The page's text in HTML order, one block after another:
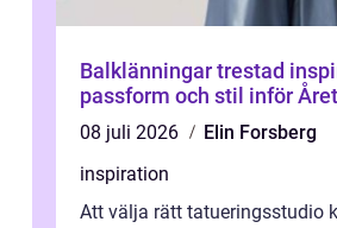
Balklänningar trestad inspiration,
passform och stil inför
08 juli 2026
Elin Forsberg
inspiration
Att välja rätt tatueringsstudio